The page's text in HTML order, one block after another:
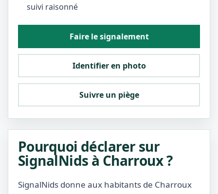
suivi raisonné
Faire le signalement
Identifier en photo
Suivre un piège
Pourquoi déclarer sur
SignalNids à Charroux ?
SignalNids donne aux habitants de Charroux